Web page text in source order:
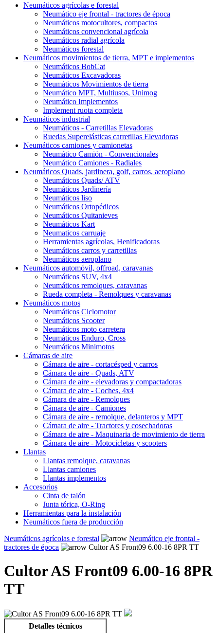
Neumáticos agrícolas e forestal
Neumático eje frontal - tractores de época
Neumáticos motocultores, compactos
Neumáticos convencional agrícola
Neumáticos radial agrícola
Neumáticos forestal
Neumáticos movimientos de tierra, MPT e implementos
Neumáticos BobCat
Neumáticos Excavadoras
Neumáticos Movimientos de tierra
Neumático MPT, Multiusos, Unimog
Neumático Implementos
Implement ruota completa
Neumáticos industrial
Neumáticos - Carretillas Elevadoras
Ruedas Superelásticas carretillas Elevadoras
Neumáticos camiones y camionetas
Neumático Camión - Convencionales
Neumático Camiones - Radiales
Neumáticos Quads, jardinera, golf, carros, aeroplano
Neumáticos Quads/ ATV
Neumáticos Jardinería
Neumáticos liso
Neumáticos Ortopédicos
Neumáticos Quitanieves
Neumáticos Kart
Neumaticos carruaje
Herramientas agrícolas, Henificadoras
Neumáticos carros y carretillas
Neumáticos aeroplano
Neumáticos automóvil, offroad, caravanas
Neumáticos SUV, 4x4
Neumáticos remolques, caravanas
Rueda completa - Remolques y caravanas
Neumáticos motos
Neumáticos Ciclomotor
Neumáticos Scooter
Neumáticos moto carretera
Neumáticos Enduro, Cross
Neumáticos Minimotos
Cámaras de aire
Cámara de aire - cortacésped y carros
Cámara de aire - Quads, ATV
Cámara de aire - elevadoras y compactadoras
Cámara de aire - Coches, 4x4
Cámara de aire - Remolques
Cámara de aire - Camiones
Cámara de aire - remolque, delanteros y MPT
Cámara de aire - Tractores y cosechadoras
Cámara de aire - Maquinaria de movimiento de tierra
Cámara de aire - Motocicletas y scooters
Llantas
Llantas remolque, caravanas
Llantas camiones
Llantas implementos
Accesorios
Cinta de talón
Junta tórica, O-Ring
Herramientas para la instalación
Neumáticos fuera de producción
Neumáticos agrícolas e forestal
Neumático eje frontal -
tractores de época
Cultor AS Front09 6.00-16 8PR TT
Cultor AS Front09 6.00-16 8PR
TT
Detalles técnicos